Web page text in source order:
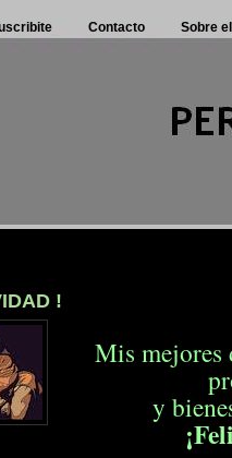
Contacto Sobre
!
Mis mejores
y